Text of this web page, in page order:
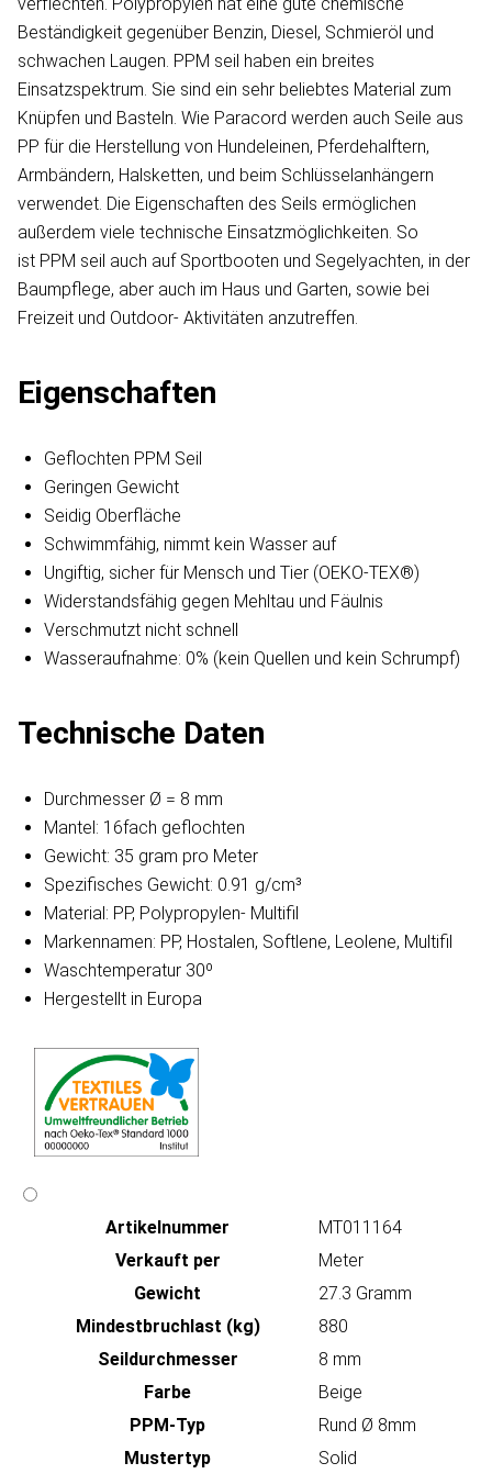
Beständigkeit gegenüber Benzin, Diesel, Schmieröl und
schwachen Laugen. PPM seil haben ein breites
Einsatzspektrum. Sie sind ein sehr beliebtes Material zum
Knüpfen und Basteln. Wie Paracord werden auch Seile aus
PP für die Herstellung von Hundeleinen, Pferdehalftern,
Armbändern, Halsketten, und beim Schlüsselanhängern
verwendet. Die Eigenschaften des Seils ermöglichen
außerdem viele technische Einsatzmöglichkeiten. So
ist PPM seil auch auf Sportbooten und Segelyachten, in der
Baumpflege, aber auch im Haus und Garten, sowie bei
Freizeit und Outdoor- Aktivitäten anzutreffen.
Eigenschaften
Geflochten PPM Seil
Geringen Gewicht
Seidig Oberfläche
Schwimmfähig, nimmt kein Wasser auf
Ungiftig, sicher für Mensch und Tier (OEKO-TEX®)
Widerstandsfähig gegen Mehltau und Fäulnis
Verschmutzt nicht schnell
Wasseraufnahme: 0% (kein Quellen und kein Schrumpf)
Technische Daten
Durchmesser Ø = 8 mm
Mantel: 16fach geflochten
Gewicht: 35 gram pro Meter
Spezifisches Gewicht: 0.91 g/cm³
Material: PP, Polypropylen- Multifil
Markennamen: PP, Hostalen, Softlene, Leolene, Multifil
Waschtemperatur 30º
Hergestellt in Europa
Artikeln‌ummer
MT011164
Verkauft per
Meter
Gewicht
27.3 Gramm
Mindestbruchlast (kg)
880
Seildurchmesser
8 mm
Farbe
Beige
PPM-Typ
Rund Ø 8mm
Mustertyp
Solid